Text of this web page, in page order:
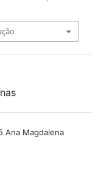
Ana Magdalena